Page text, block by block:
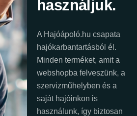
használjuk.
A Hajóápoló.hu csapata
hajókarbantartásból él.
Minden terméket, amit a
webshopba felveszünk, a
szervizműhelyben és a
saját hajóinkon is
használunk, így biztosan